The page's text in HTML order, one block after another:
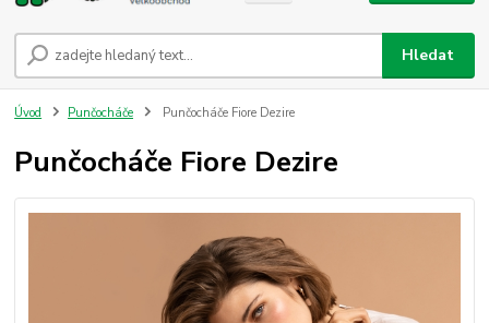
Hledat
Úvod Punčocháče Punčocháče Fiore Dezire
Punčocháče Fiore Dezire